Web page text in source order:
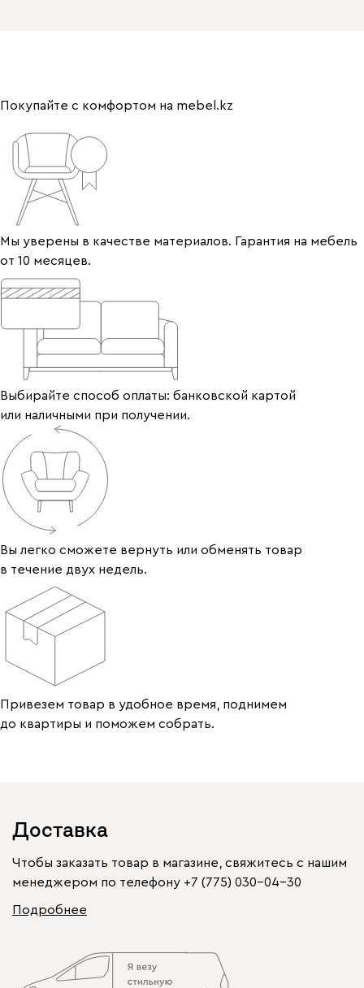
Покупайте с комфортом на mebel.kz
Мы уверены в качестве материалов. Гарантия на мебель
от 10 месяцев.
Выбирайте способ оплаты: банковской картой
или наличными при получении.
Вы легко сможете вернуть или обменять товар
в течение двух недель.
Привезем товар в удобное время, поднимем
до квартиры и поможем собрать.
Доставка
Чтобы заказать товар в магазине, свяжитесь с нашим
менеджером по телефону +7 (775) 030-04-30
Подробнее